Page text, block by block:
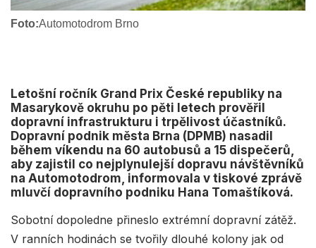
Foto:Automotodrom Brno
Letošní ročník Grand Prix České republiky na
Masarykově okruhu po pěti letech prověřil
dopravní infrastrukturu i trpělivost účastníků.
Dopravní podnik města Brna (DPMB) nasadil
během víkendu na 60 autobusů a 15 dispečerů,
aby zajistil co nejplynulejší dopravu návštěvníků
na Automotodrom, informovala v tiskové zprávě
mluvčí dopravního podniku Hana Tomaštíková.
Sobotní dopoledne přineslo extrémní dopravní zátěž.
V ranních hodinách se tvořily dlouhé kolony jak od